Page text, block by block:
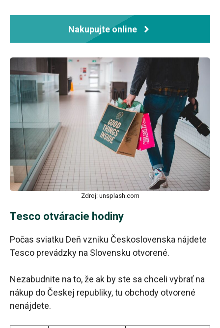
Nakupujte online
Zdroj: unsplash.com
Tesco otváracie hodiny
Počas sviatku Deň vzniku Československa nájdete
Tesco prevádzky na Slovensku otvorené.
Nezabudnite na to, že ak by ste sa chceli vybrať na
nákup do Českej republiky, tu obchody otvorené
nenájdete.